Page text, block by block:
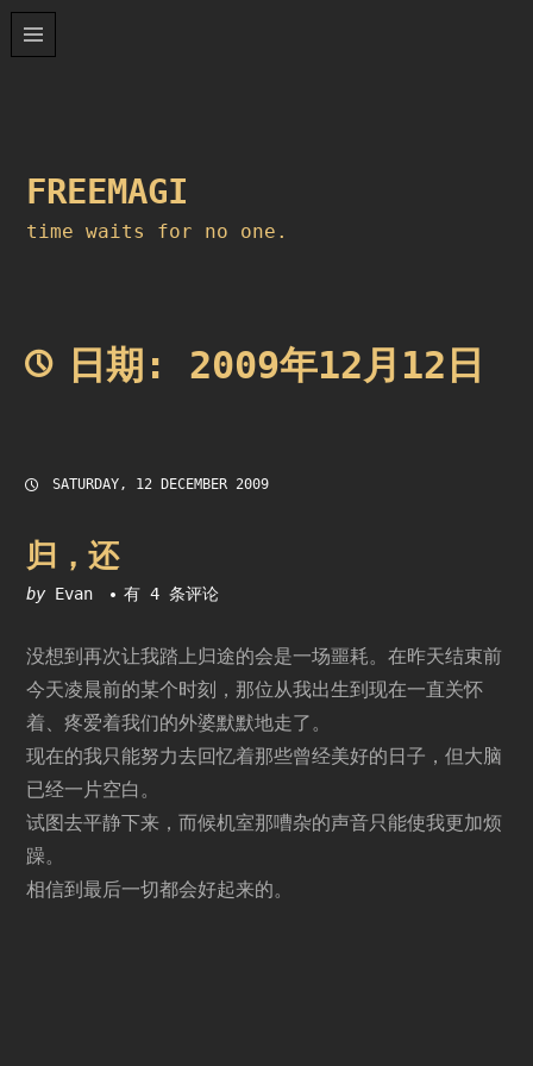
Skip
FREEMAGI
time waits for no one.
日期: 2009年12月12日
SATURDAY, 12 DECEMBER 2009
归，还
by Evan
归，
有 4 条评论
没想到再次让我踏上归途的会是一场噩耗。在昨天结束前
今天凌晨前的某个时刻，那位从我出生到现在一直关怀
着、疼爱着我们的外婆默默地走了。
现在的我只能努力去回忆着那些曾经美好的日子，但大脑
已经一片空白。
试图去平静下来，而候机室那嘈杂的声音只能使我更加烦
躁。
相信到最后一切都会好起来的。